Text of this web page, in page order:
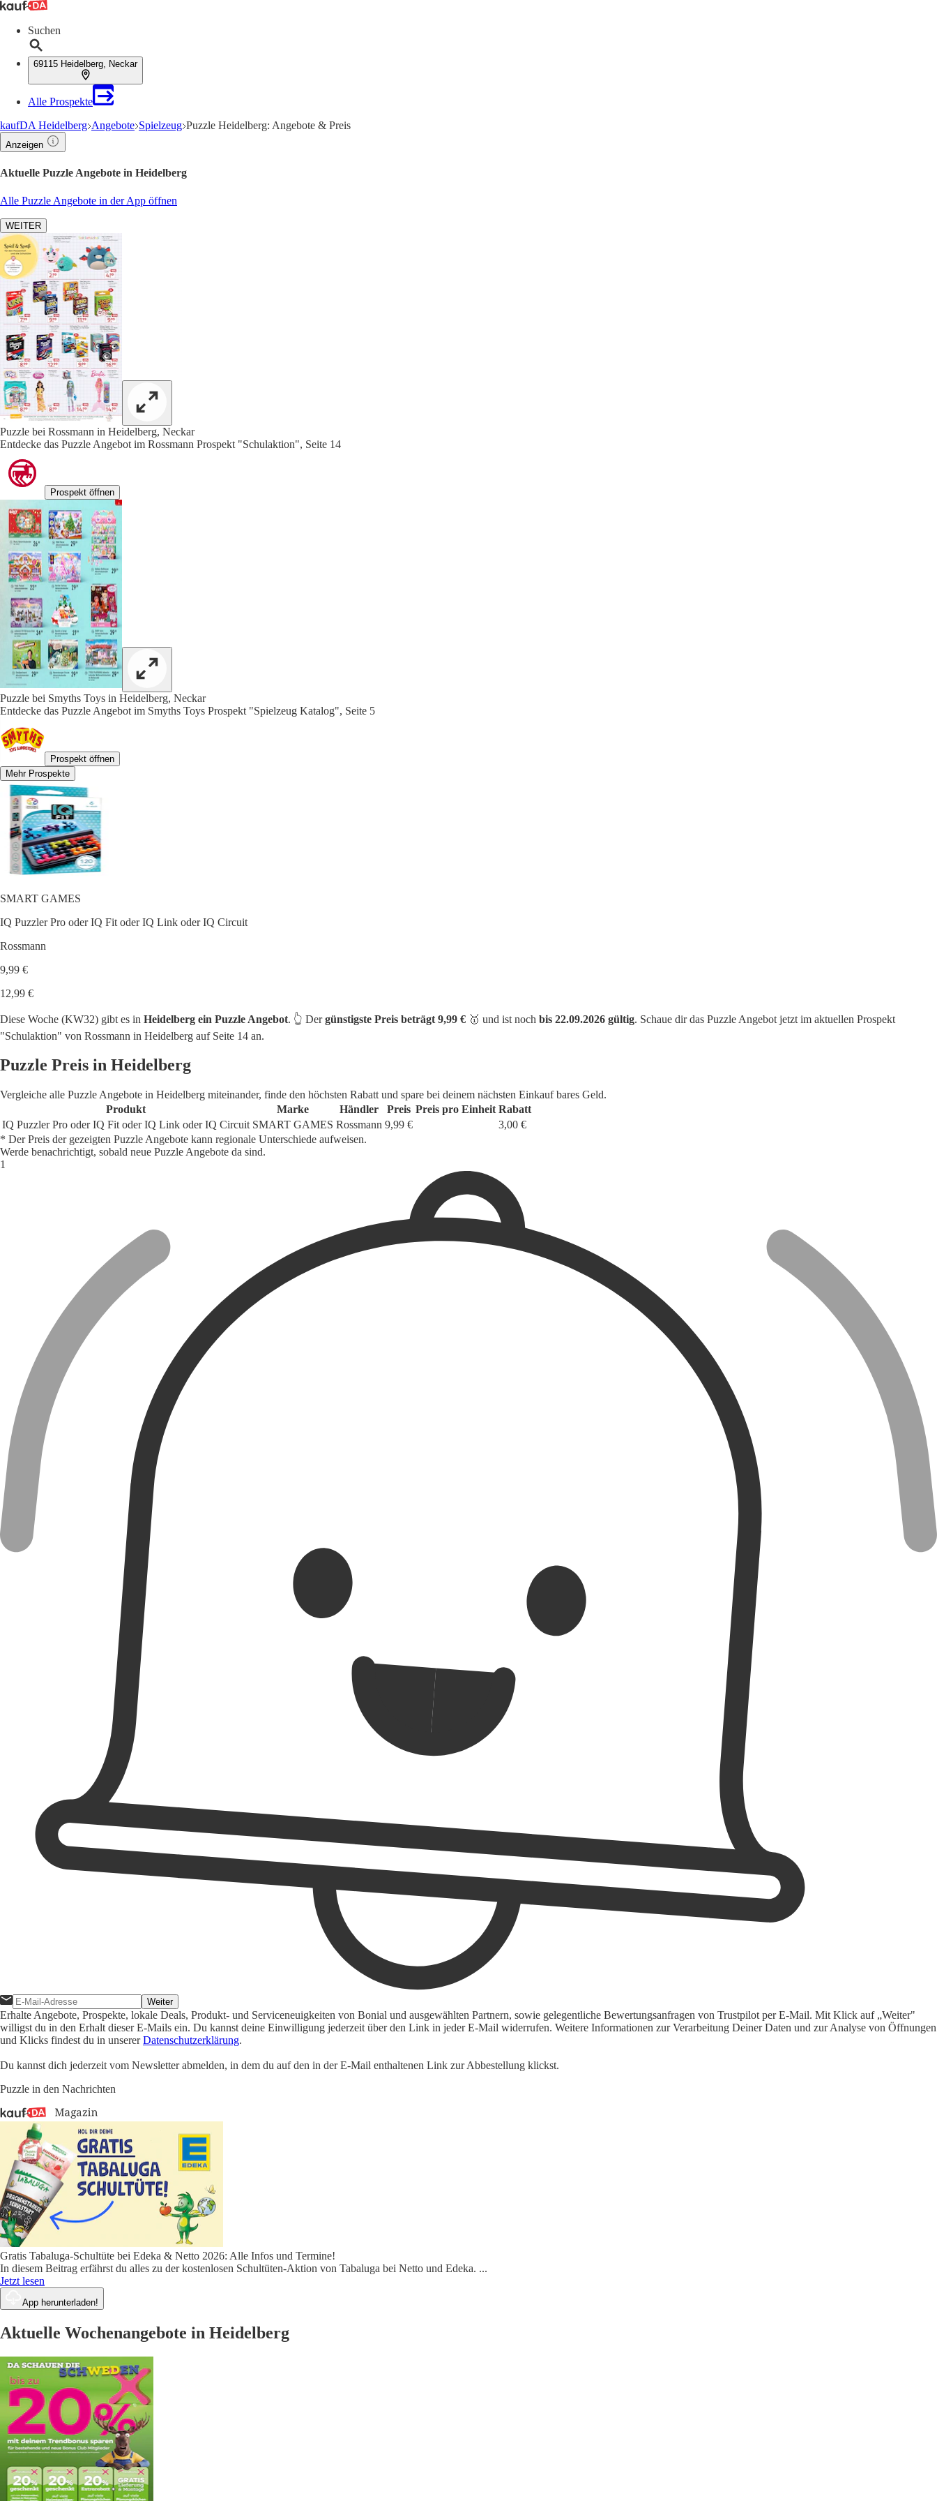
Suchen
69115 Heidelberg, Neckar
Alle Prospekte
kaufDA Heidelberg Angebote Spielzeug Puzzle Heidelberg: Angebote & Preis
Anzeigen
Aktuelle Puzzle Angebote in Heidelberg
Alle Puzzle Angebote in der App öffnen
WEITER
Puzzle bei Rossmann in Heidelberg, Neckar
Entdecke das Puzzle Angebot im Rossmann Prospekt "Schulaktion", Seite 14
Prospekt öffnen
Puzzle bei Smyths Toys in Heidelberg, Neckar
Entdecke das Puzzle Angebot im Smyths Toys Prospekt "Spielzeug Katalog", Seite 5
Prospekt öffnen
Mehr Prospekte
SMART GAMES
IQ Puzzler Pro oder IQ Fit oder IQ Link oder IQ Circuit
Rossmann
9,99 €
12,99 €
Diese Woche (KW32) gibt es in Heidelberg ein Puzzle Angebot. 👆 Dergünstigste Preis beträgt 9,99 € 🥇 und ist noch bis 22.09.2026 gültig. Schaue dir das Puzzle Angebot jetzt im aktuellen Prospekt
"Schulaktion" von Rossmann in Heidelberg auf Seite 14 an.
Puzzle Preis in Heidelberg
Vergleiche alle Puzzle Angebote in Heidelberg miteinander, finde den höchsten Rabatt und spare bei deinem nächsten Einkauf bares Geld.
Produkt
Marke Händler Preis Preis pro Einheit Rabatt
IQ Puzzler Pro oder IQ Fit oder IQ Link oder IQ Circuit SMART GAMES Rossmann 9,99 €
3,00 €
* Der Preis der gezeigten Puzzle Angebote kann regionale Unterschiede aufweisen.
Werde benachrichtigt, sobald neue Puzzle Angebote da sind.
Weiter
Erhalte Angebote, Prospekte, lokale Deals, Produkt- und Serviceneuigkeiten von Bonial und ausgewählten Partnern, sowie gelegentliche Bewertungsanfragen von Trustpilot per E-Mail. Mit Klick auf „Weiter"
willigst du in den Erhalt dieser E-Mails ein. Du kannst deine Einwilligung jederzeit über den Link in jeder E-Mail widerrufen. Weitere Informationen zur Verarbeitung Deiner Daten und zur Analyse von Öffnungen
und Klicks findest du in unsererDatenschutzerklärung.
Du kannst dich jederzeit vom Newsletter abmelden, in dem du auf den in der E-Mail enthaltenen Link zur Abbestellung klickst.
Puzzle in den Nachrichten
Gratis Tabaluga-Schultüte bei Edeka & Netto 2026: Alle Infos und Termine!
In diesem Beitrag erfährst du alles zu der kostenlosen Schultüten-Aktion von Tabaluga bei Netto und Edeka. ...
Jetzt lesen
App herunterladen!
Aktuelle Wochenangebote in Heidelberg